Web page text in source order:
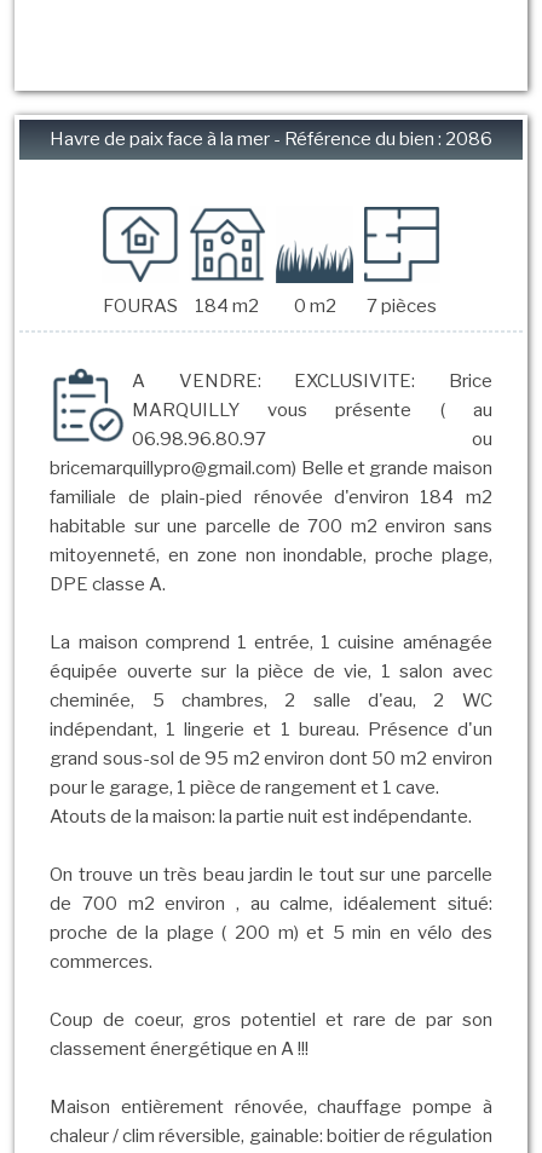
Havre de paix face à la mer - Référence du bien : 2086
FOURAS 184 m2 0 m2 7 pièces
A VENDRE: EXCLUSIVITE: Brice
MARQUILLY vous présente ( au
06.98.96.80.97 ou
bricemarquillypro@gmail.com) Belle et grande maison
familiale de plain-pied rénovée d'environ 184 m2
habitable sur une parcelle de 700 m2 environ sans
mitoyenneté, en zone non inondable, proche plage,
DPE classe A.
La maison comprend 1 entrée, 1 cuisine aménagée
équipée ouverte sur la pièce de vie, 1 salon avec
cheminée, 5 chambres, 2 salle d'eau, 2 WC
indépendant, 1 lingerie et 1 bureau. Présence d'un
grand sous-sol de 95 m2 environ dont 50 m2 environ
pour le garage, 1 pièce de rangement et 1 cave.
Atouts de la maison: la partie nuit est indépendante.
On trouve un très beau jardin le tout sur une parcelle
de 700 m2 environ , au calme, idéalement situé:
proche de la plage ( 200 m) et 5 min en vélo des
commerces.
Coup de coeur, gros potentiel et rare de par son
classement énergétique en A !!!
Maison entièrement rénovée, chauffage pompe à
chaleur / clim réversible, gainable: boitier de régulation